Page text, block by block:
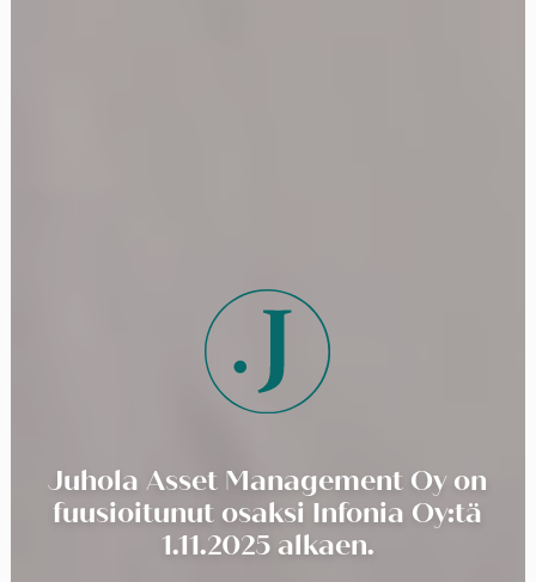
Juhola Asset Management Oy on
fuusioitunut osaksi Infonia Oy:tä
1.11.2025 alkaen.